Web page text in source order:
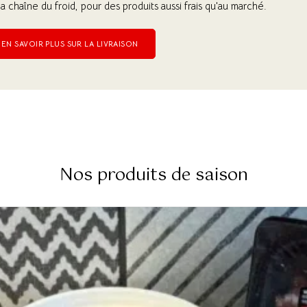
chaîne du froid, pour des produits aussi frais qu'au marché.
EN SAVOIR PLUS SUR LA LIVRAISON
Nos produits de saison